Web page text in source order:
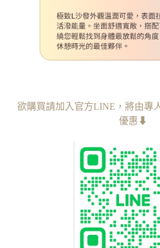
欲購買請加入官方LINE，︁將由專
優惠⬇